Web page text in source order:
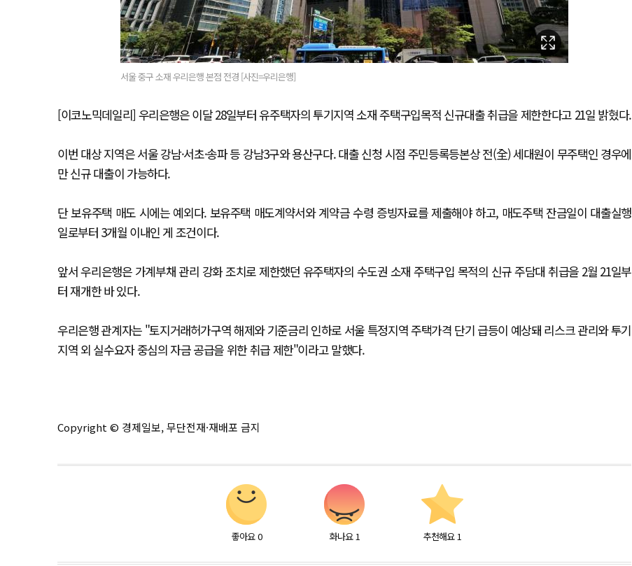
서울 중구 소재 우리은행 본점 전경 [사진=우리은행]
[이코노믹데일리] 우리은행은 이달 28일부터 유주택자의 투기지역 소재 주택구입목적 신규대출 취급을 제한한다고 21일 밝혔다.
이번 대상 지역은 서울 강남·서초·송파 등 강남3구와 용산구다. 대출 신청 시점 주민등록등본상 전(全) 세대원이 무주택인 경우에
만 신규 대출이 가능하다.
단 보유주택 매도 시에는 예외다. 보유주택 매도계약서와 계약금 수령 증빙자료를 제출해야 하고, 매도주택 잔금일이 대출실행
일로부터 3개월 이내인 게 조건이다.
앞서 우리은행은 가계부채 관리 강화 조치로 제한했던 유주택자의 수도권 소재 주택구입 목적의 신규 주담대 취급을 2월 21일부
터 재개한 바 있다.
우리은행 관계자는 "토지거래허가구역 해제와 기준금리 인하로 서울 특정지역 주택가격 단기 급등이 예상돼 리스크 관리와 투기
지역 외 실수요자 중심의 자금 공급을 위한 취급 제한"이라고 말했다.
Copyright © 경제일보, 무단전재·재배포 금지
좋아요 0 화나요 1 추천해요 1